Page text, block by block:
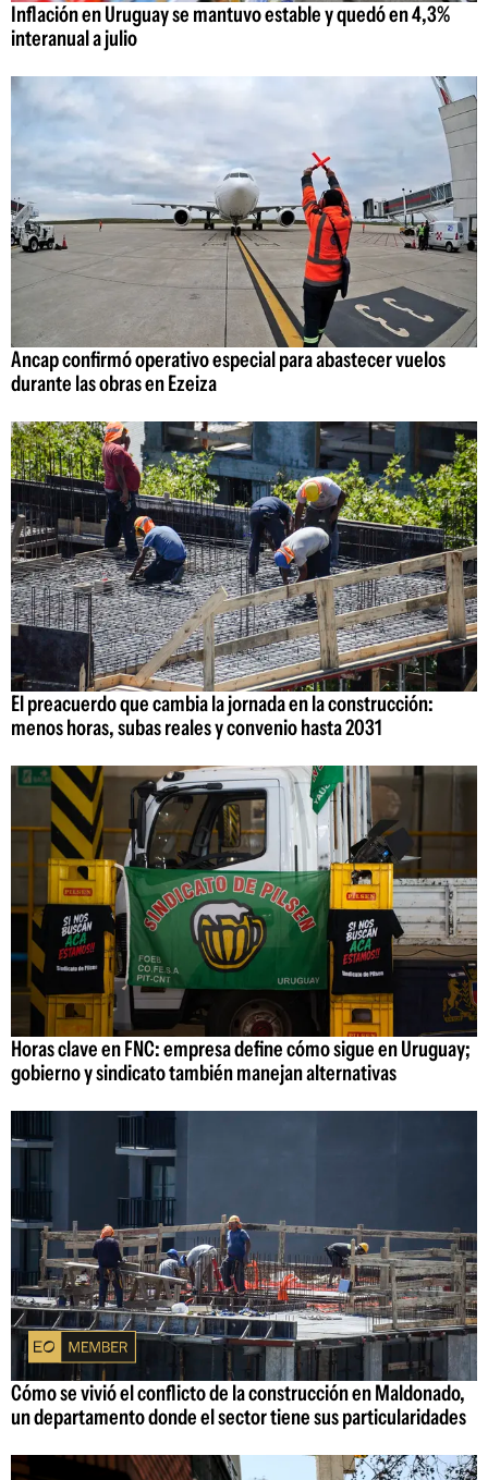
Inflación en Uruguay se mantuvo estable y quedó en 4,3%
interanual a julio
Ancap confirmó operativo especial para abastecer vuelos
durante las obras en Ezeiza
El preacuerdo que cambia la jornada en la construcción:
menos horas, subas reales y convenio hasta 2031
Horas clave en FNC: empresa define cómo sigue en Uruguay;
gobierno y sindicato también manejan alternativas
Cómo se vivió el conflicto de la construcción en Maldonado,
un departamento donde el sector tiene sus particularidades